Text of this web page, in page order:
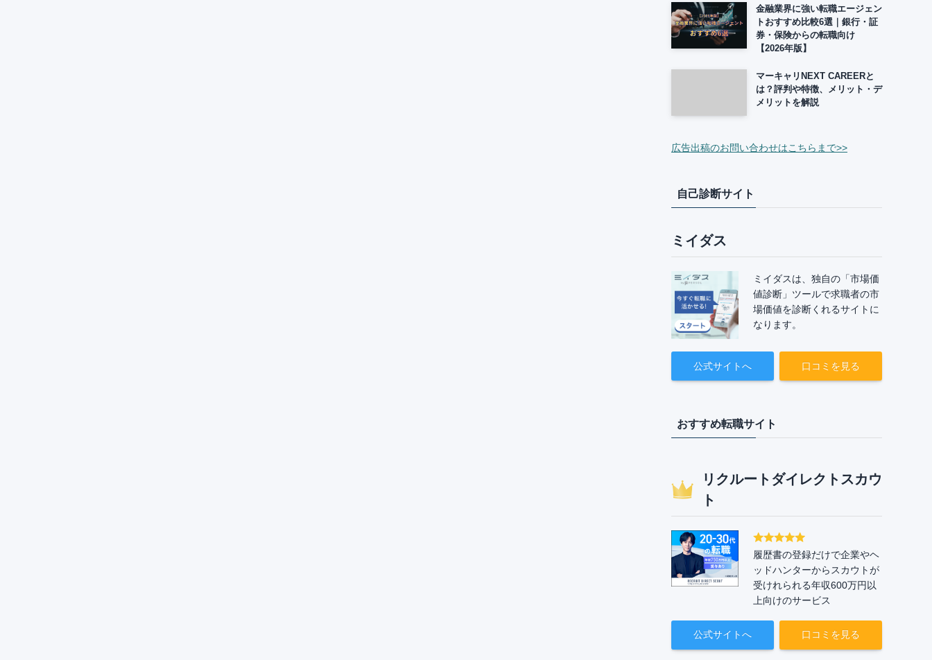
金融業界に強い転職エージェン
トおすすめ比較6選｜銀行・証
券・保険からの転職向け
【2026年版】
マーキャリNEXT CAREERと
は？評判や特徴、メリット・デ
メリットを解説
広告出稿のお問い合わせはこちらまで>>
自己診断サイト
ミイダス
ミイダスは、独自の「市場価
値診断」ツールで求職者の市
場価値を診断くれるサイトに
なります。
公式サイトへ 口コミを見る
おすすめ転職サイト
リクルートダイレクトスカウ
ト
履歴書の登録だけで企業やヘ
ッドハンターからスカウトが
受けれられる年収600万円以
上向けのサービス
公式サイトへ 口コミを見る